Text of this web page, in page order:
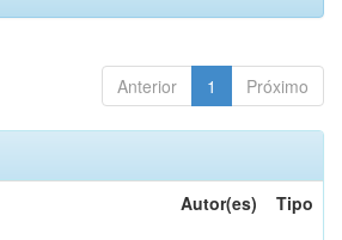
Anterior 1 Próximo
Autor(es) Tipo